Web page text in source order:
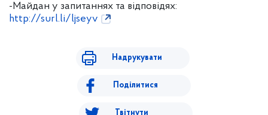
-Майдан у запитаннях та відповідях:
http://surl.li/ljseyv
Надрукувати
Поділитися
Твітнути